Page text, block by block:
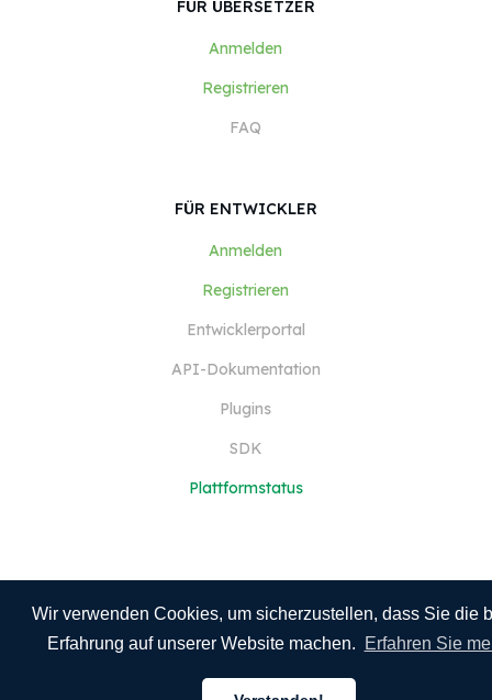
Wir verwenden Cookies, um sicherzustellen, dass Sie die
Erfahrung auf unserer Website machen.
Erfahren Sie
FÜR ÜBERSETZER
Anmelden
Registrieren
FAQ
FÜR ENTWICKLER
Anmelden
Registrieren
Entwicklerportal
API-Dokumentation
Plugins
SDK
Plattformstatus